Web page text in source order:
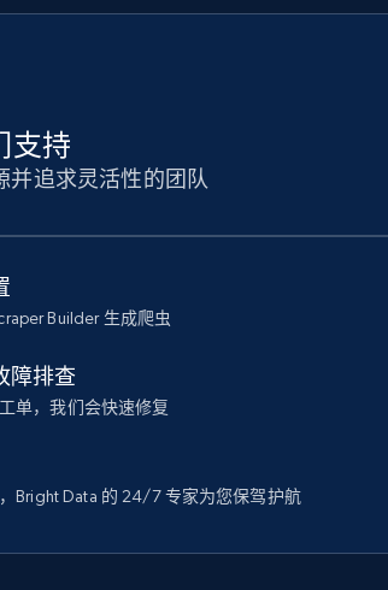
支持
并追求灵活性的团队
Builder 生成爬虫
障排查
单，我们会快速修复
Bright Data 的 24/7 专家为您保驾护航